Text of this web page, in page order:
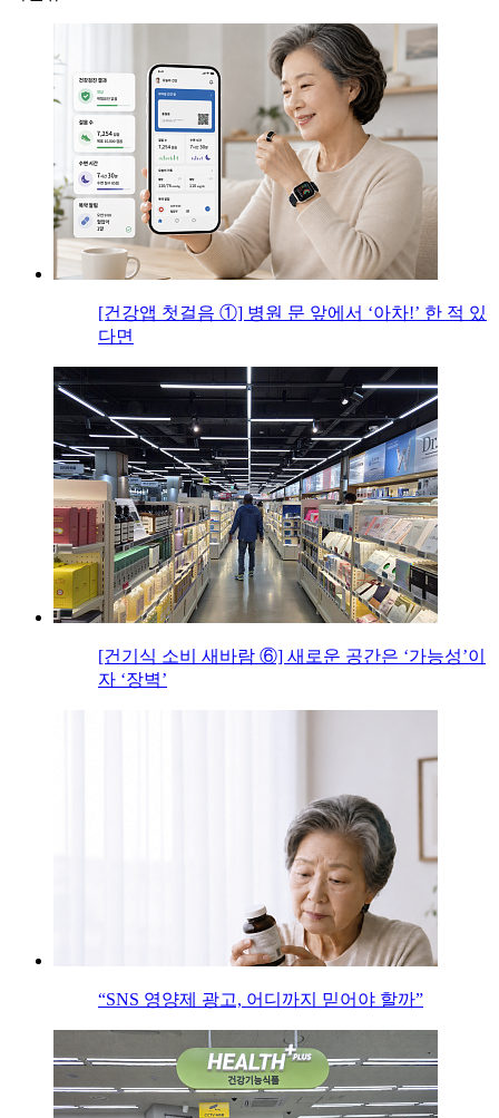
[건강앱 첫걸음 ①] 병원 문 앞에서 ‘아차!’ 한 적 있
다면
[건기식 소비 새바람 ⑥] 새로운 공간은 ‘가능성’이
자 ‘장벽’
“SNS 영양제 광고, 어디까지 믿어야 할까”